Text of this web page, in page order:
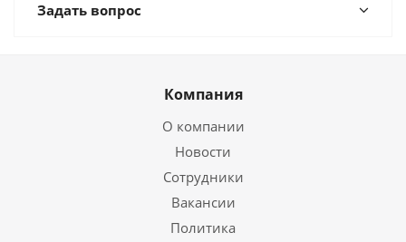
Задать вопрос
Компания
О компании
Новости
Сотрудники
Вакансии
Политика